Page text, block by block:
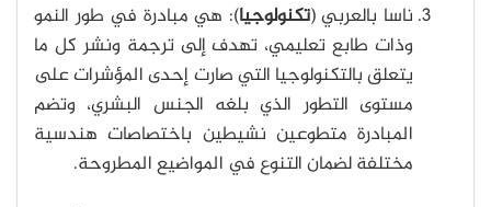
ناسا بالعربي (تكنولوجيا): هي مبادرة في طور النمو
وذات طابع تعليمي، تهدف إلى ترجمة ونشر كل ما
يتعلق بالتكنولوجيا التي صارت إحدى المؤشرات على
مستوى التطور الذي بلغه الجنس البشري، وتضم
المبادرة متطوعين نشيطين باختصاصات هندسية
مختلفة لضمان التنوع في المواضيع المطروحة.